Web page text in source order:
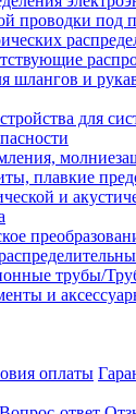
проводки под
шлангов и
для
плавкие
и
трубы/
и
оплаты